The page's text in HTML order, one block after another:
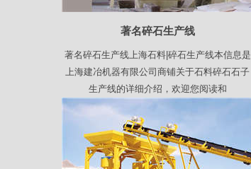
著名碎石生产线
著名碎石生产线上海石料|碎石生产线本信息是
上海建冶机器有限公司商铺关于石料碎石石子
生产线的详细介绍，欢迎您阅读和